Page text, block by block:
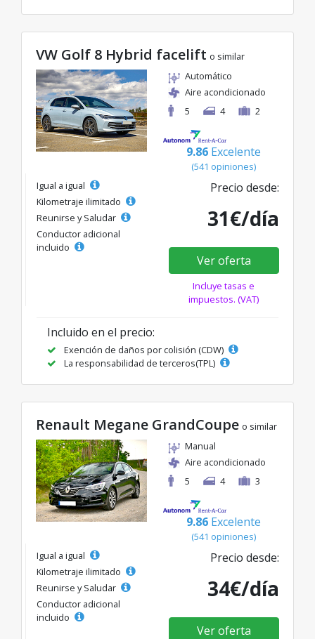
VW Golf 8 Hybrid facelift o similar
Automático
Aire acondicionado
5
4 2
9.86 Excelente
(541 opiniones)
Igual a igual
Kilometraje ilimitado
Reunirse y Saludar
Conductor adicional
incluido
Precio desde:
31€/día
Ver oferta
Incluye tasas e
impuestos. (VAT)
Incluido en el precio:
Exención de daños por colisión (CDW)
La responsabilidad de terceros(TPL)
Renault Megane GrandCoupe o similar
Manual
Aire acondicionado
5
4 3
9.86 Excelente
(541 opiniones)
Igual a igual
Kilometraje ilimitado
Reunirse y Saludar
Conductor adicional
incluido
Precio desde:
34€/día
Ver oferta